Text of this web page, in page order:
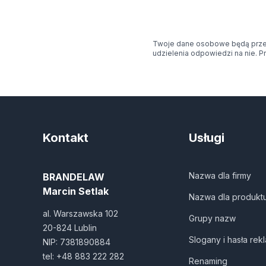
Twoje dane osobowe będą
udzielenia odpowiedzi na nie.
Kontakt
BRANDELAW
Marcin Setlak
al. Warszawska 102
20-824 Lublin
NIP: 7381890884
tel: +48 883 222 282
Usługi
Nazwa dla firmy
Nazwa dla
Grupy nazw
Slogany i hasła
Renaming